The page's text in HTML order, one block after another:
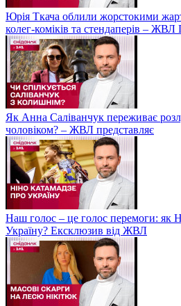
Юрія Ткача облили жорстокими
колег-коміків та стендаперів – ЖВЛ
Як Анна Саліванчук переживає
чоловіком? – ЖВЛ представляє
Наш голос – це голос перемоги: як
Україну? Ексклюзив від ЖВЛ